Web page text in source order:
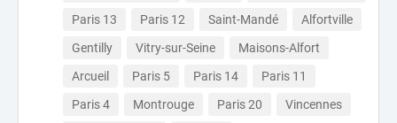
Paris 13
Paris 12 Saint-Mandé
Alfortville
Gentilly
Vitry-sur-Seine
Maisons-Alfort
Arcueil
Paris 5 Paris 14
Paris 11
Paris 4
Montrouge Paris 20 Vincennes